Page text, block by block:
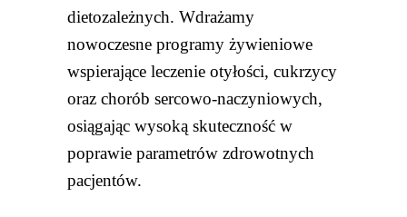
dietozależnych. Wdrażamy
nowoczesne programy żywieniowe
wspierające leczenie otyłości, cukrzycy
oraz chorób sercowo-naczyniowych,
osiągając wysoką skuteczność w
poprawie parametrów zdrowotnych
pacjentów.